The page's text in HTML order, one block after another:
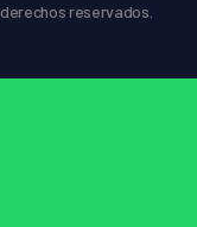
reservados.